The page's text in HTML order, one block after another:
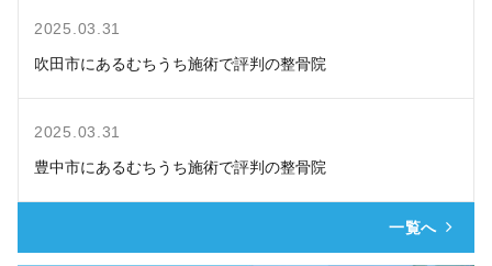
2025.03.31
吹田市にあるむちうち施術で評判の整骨院
2025.03.31
豊中市にあるむちうち施術で評判の整骨院
一覧へ